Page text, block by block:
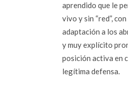
aprendido que le
vivo y sin “red”,
adaptación a los
y muy explícito
posición activa en
legítima defensa.